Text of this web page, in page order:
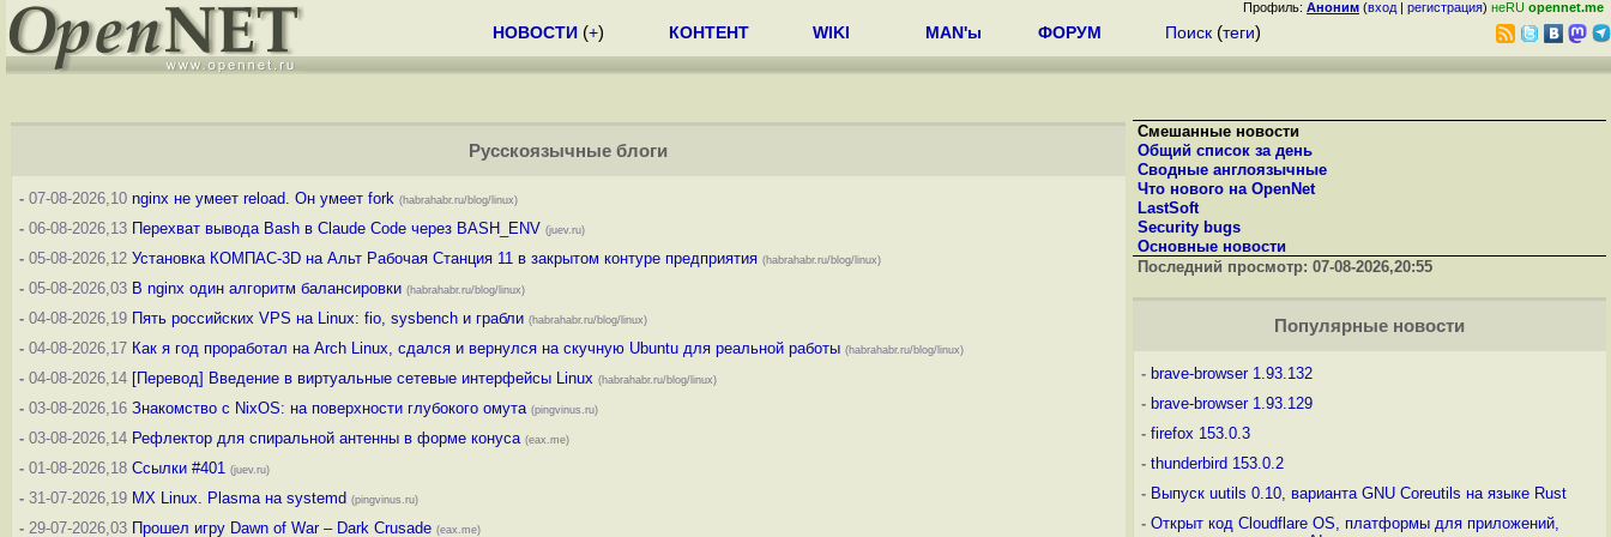
Профиль: Аноним (вход | регистрация) неRU opennet.me
НОВОСТИ (+) КОНТЕНТ WIKI MAN'ы ФОРУМ Поиск (теги)
Русскоязычные блоги
- 07-08-2026,10 nginx не умеет reload. Он умеет fork (habrahabr.ru/blog/linux)
- 06-08-2026,13 Перехват вывода Bash в Claude Code через BASH_ENV (juev.ru)
- 05-08-2026,12 Установка КОМПАС-3D на Альт Рабочая Станция 11 в закрытом контуре предприятия (habrahabr.ru/blog/linux)
- 05-08-2026,03 В nginx один алгоритм балансировки (habrahabr.ru/blog/linux)
- 04-08-2026,19 Пять российских VPS на Linux: fio, sysbench и грабли (habrahabr.ru/blog/linux)
- 04-08-2026,17 Как я год проработал на Arch Linux, сдался и вернулся на скучную Ubuntu для реальной работы (habrahabr.ru/blog/linux)
- 04-08-2026,14 [Перевод] Введение в виртуальные сетевые интерфейсы Linux (habrahabr.ru/blog/linux)
- 03-08-2026,16 Знакомство с NixOS: на поверхности глубокого омута (pingvinus.ru)
- 03-08-2026,14 Рефлектор для спиральной антенны в форме конуса (eax.me)
- 01-08-2026,18 Ссылки #401 (juev.ru)
- 31-07-2026,19 MX Linux. Plasma на systemd (pingvinus.ru)
- 29-07-2026,03 Прошел игру Dawn of War – Dark Crusade (eax.me)
Смешанные новости
Общий список за день
Сводные англоязычные
Что нового на OpenNet
LastSoft
Security bugs
Основные новости
Последний просмотр: 07-08-2026,20:55
Популярные новости
- brave-browser 1.93.132
- brave-browser 1.93.129
- firefox 153.0.3
- thunderbird 153.0.2
- Выпуск uutils 0.10, варианта GNU Coreutils на языке Rust
- Открыт код Cloudflare OS, платформы для приложений,